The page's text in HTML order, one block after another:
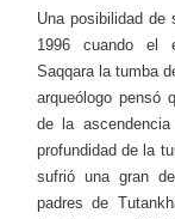
Una posibilidad de
1996 cuando el
Saqqara la tumba
arqueólogo pensó
de la
profundidad de la
sufrió una gran
padres de